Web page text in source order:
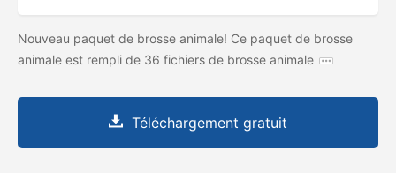
Nouveau paquet de brosse animale! Ce paquet de brosse
animale est rempli de 36 fichiers de brosse animale
Téléchargement gratuit